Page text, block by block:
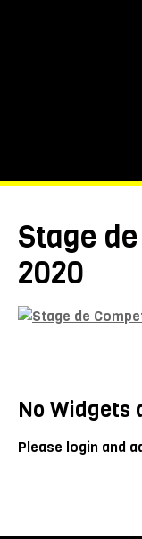
Stage
2020
No Widgets
Please login and